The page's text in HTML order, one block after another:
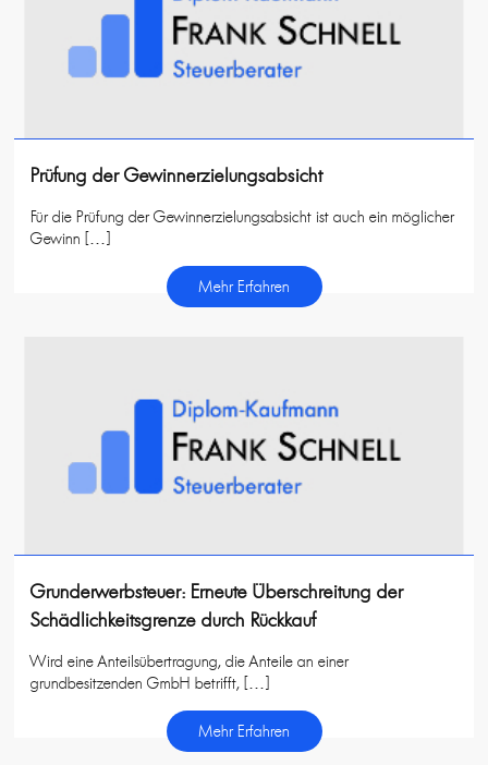
Prüfung der Gewinnerzielungsabsicht
Für die Prüfung der Gewinnerzielungsabsicht ist auch ein möglicher
Gewinn […]
Mehr Erfahren
Grunderwerbsteuer: Erneute Überschreitung der
Schädlichkeitsgrenze durch Rückkauf
Wird eine Anteilsübertragung, die Anteile an einer
grundbesitzenden GmbH betrifft, […]
Mehr Erfahren